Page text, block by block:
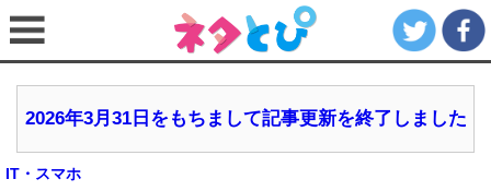
2026年3月31日をもちまして記事更新を終了しました
IT・スマホ